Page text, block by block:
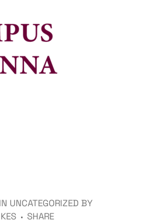
IN UNCATEGORIZED BY
SHARE